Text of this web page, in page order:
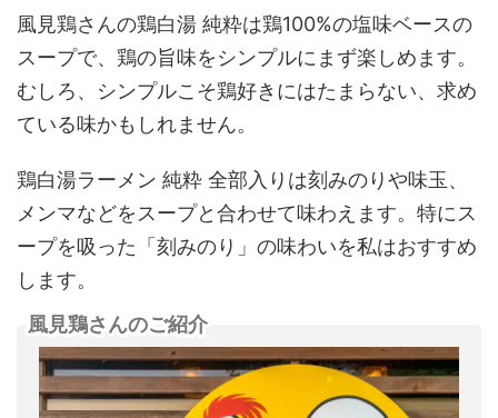
風見鶏さんの鶏白湯 純粋は鶏100%の塩味ベースの
スープで、鶏の旨味をシンプルにまず楽しめます。
むしろ、シンプルこそ鶏好きにはたまらない、求め
ている味かもしれません。
鶏白湯ラーメン 純粋 全部入りは刻みのりや味玉、
メンマなどをスープと合わせて味わえます。特にス
ープを吸った「刻みのり」の味わいを私はおすすめ
します。
風見鶏さんのご紹介